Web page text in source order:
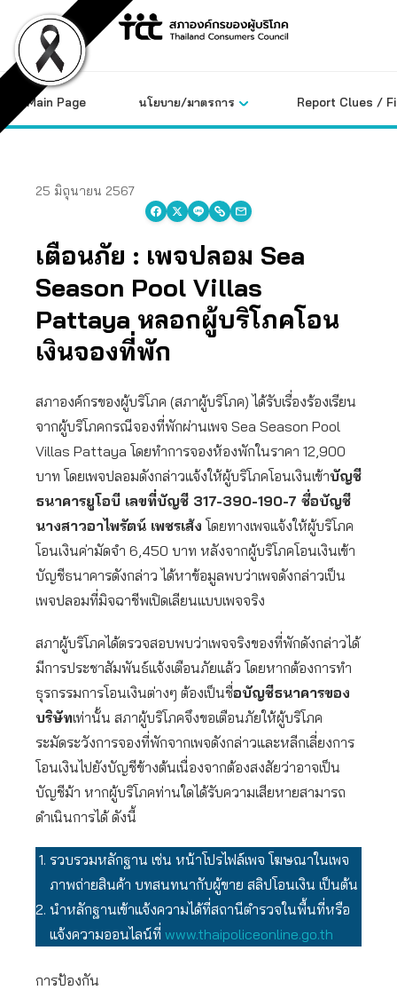
content
Main Page นโยบาย/มาตรการ Report Clues /
25 มิถุนายน 2567
เตือนภัย : เพจปลอม Sea
Season Pool Villas
Pattaya หลอกผู้บริโภคโอน
เงินจองที่พัก
สภาองค์กรของผู้บริโภค (สภาผู้บริโภค) ได้รับเรื่องร้องเรียน
จากผู้บริโภคกรณีจองที่พักผ่านเพจ Sea Season Pool
Villas Pattaya โดยทำการจองห้องพักในราคา 12,900
บาท โดยเพจปลอมดังกล่าวแจ้งให้ผู้บริโภคโอนเงินเข้าบัญชี
ธนาคารยูโอบี เลขที่บัญชี 317-390-190-7 ชื่อบัญชี
นางสาวอาไพรัตน์ เพชรเส้ง โดยทางเพจแจ้งให้ผู้บริโภค
โอนเงินค่ามัดจำ 6,450 บาท หลังจากผู้บริโภคโอนเงินเข้า
บัญชีธนาคารดังกล่าว ได้หาข้อมูลพบว่าเพจดังกล่าวเป็น
เพจปลอมที่มิจฉาชีพเปิดเลียนแบบเพจจริง
สภาผู้บริโภคได้ตรวจสอบพบว่าเพจจริงของที่พักดังกล่าวได้
มีการประชาสัมพันธ์แจ้งเตือนภัยแล้ว โดยหากต้องการทำ
ธุรกรรมการโอนเงินต่างๆ ต้องเป็นชื่อบัญชีธนาคารของ
บริษัทเท่านั้น สภาผู้บริโภคจึงขอเตือนภัยให้ผู้บริโภค
ระมัดระวังการจองที่พักจากเพจดังกล่าวและหลีกเลี่ยงการ
โอนเงินไปยังบัญชีข้างต้นเนื่องจากต้องสงสัยว่าอาจเป็น
บัญชีม้า หากผู้บริโภคท่านใดได้รับความเสียหายสามารถ
ดำเนินการได้ ดังนี้
รวบรวมหลักฐาน เช่น หน้าโปรไฟล์เพจ โฆษณาในเพจ
ภาพถ่ายสินค้า บทสนทนากับผู้ขาย สลิปโอนเงิน เป็นต้น
นำหลักฐานเข้าแจ้งความได้ที่สถานีตำรวจในพื้นที่หรือ
แจ้งความออนไลน์ที่ www.thaipoliceonline.go.th
การป้องกัน